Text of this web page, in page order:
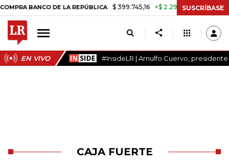
BANCO DE LA REPÚBLICA $ 399.745,16 +$ 2.295,71 +0,58%
SUSCRÍBASE
EN VIVO #InsideLR | Arnulfo Cuervo,
CAJA FUERTE